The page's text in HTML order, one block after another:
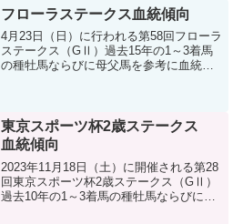
フローラステークス血統傾向
4月23日（日）に行われる第58回フローラ
ステークス（GⅡ）過去15年の1～3着馬
の種牡馬ならびに母父馬を参考に血統分
東京スポーツ杯2歳ステークス
血統傾向
2023年11月18日（土）に開催される第28
回東京スポーツ杯2歳ステークス（GⅡ）
過去10年の1～3着馬の種牡馬ならびに母